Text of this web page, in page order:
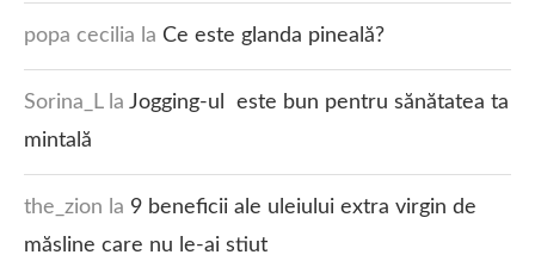
popa cecilia la Ce este glanda pineală?
Sorina_Lla Jogging-ul este bun pentru sănătatea ta
mintală
the_zion la 9 beneficii ale uleiului extra virgin de
măsline care nu le-ai stiut